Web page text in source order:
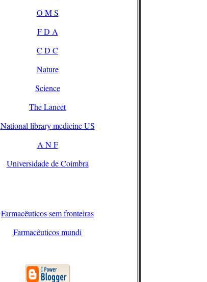
O M S
F D A
C D C
Nature
Science
The Lancet
National library medicine US
A N F
Universidade de Coimbra
Farmacêuticos sem fronteiras
Farmacêuticos mundi